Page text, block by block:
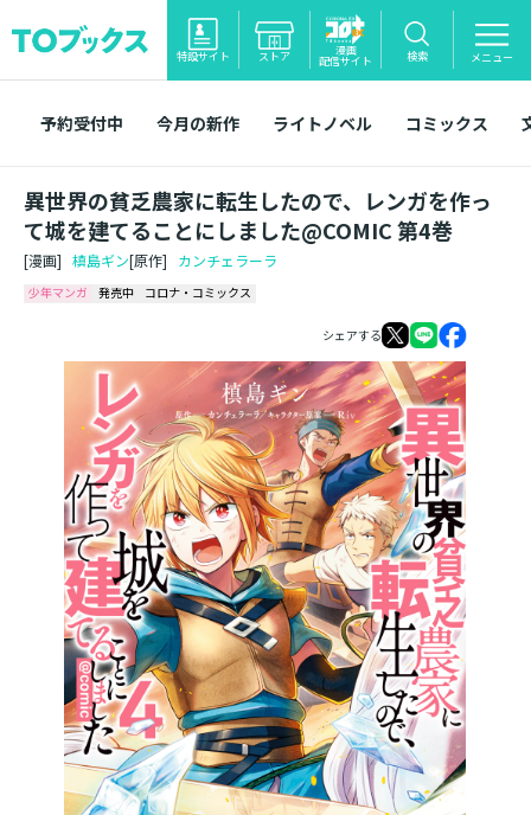
特設サイト ストア 漫画
配信サイト 検索 メニュー
予約受付中 今月の新作 ライトノベル コミックス
異世界の貧乏農家に転生したので、レンガを作っ
て城を建てることにしました@COMIC 第4巻
[漫画] 槙島ギン[原作] カンチェラーラ
少年マンガ 発売中 コロナ・コミックス
シェアする